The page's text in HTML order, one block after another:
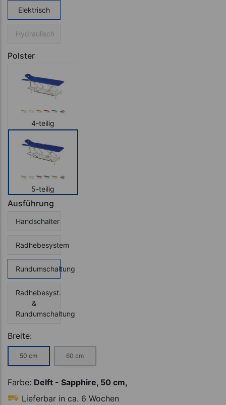
Elektrisch
Hydraulisch
Polster
4-teilig
5-teilig
Ausführung
Handschalter
Radhebesystem
Rundumschaltung
Radhebesyst.
&
Rundumschaltung
Breite:
50 cm 60 cm
Farbe: Delft - Sapphire, 50 cm,
Lieferbar in ca. 6 Wochen